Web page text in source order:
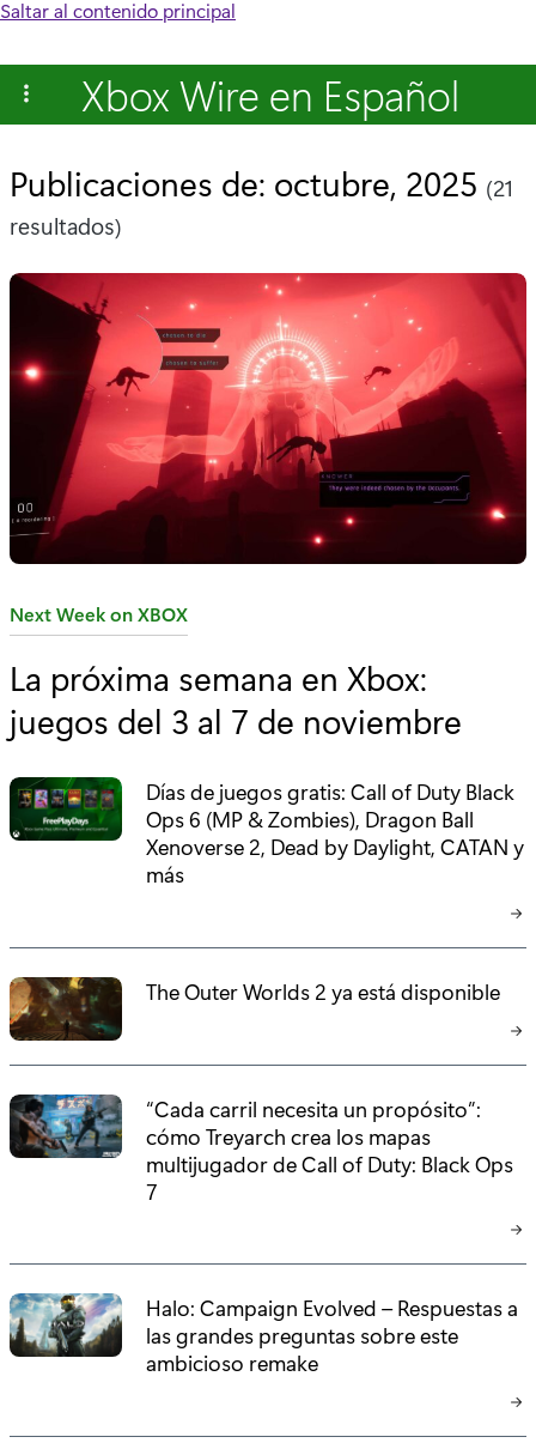
Saltar al contenido principal
Xbox Wire en Español
Publicaciones de: octubre, 2025 (21
resultados)
C
e
g
o
í
Next Week on XBOX
La próxima semana en Xbox:
juegos del 3 al 7 de noviembre
Días de juegos gratis: Call of Duty Black
Ops 6 (MP & Zombies), Dragon Ball
Xenoverse 2, Dead by Daylight, CATAN y
más
The Outer Worlds 2 ya está disponible
“Cada carril necesita un propósito”:
cómo Treyarch crea los mapas
multijugador de Call of Duty: Black Ops
7
Halo: Campaign Evolved – Respuestas a
las grandes preguntas sobre este
ambicioso remake